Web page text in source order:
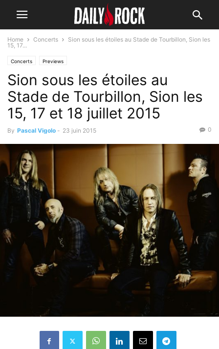
Home Concerts
Sion sous les étoiles au Stade de Tourbillon, Sion les
15, 17...
Concerts Previews
Sion sous les étoiles au
Stade de Tourbillon, Sion les
15, 17 et 18 juillet 2015
By Pascal Vigolo - 23 juin 2015 0